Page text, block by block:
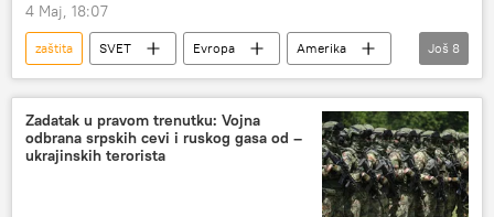
4 Maj, 18:07
zaštita SVET Evropa
Amerika
Svet
Svet – politika
oružje
raketni sistemi
Pentagon
Donald Tramp
NATO Nemačka
Još 8
Zadatak u pravom trenutku: Vojna
odbrana srpskih cevi i ruskog gasa od –
ukrajinskih terorista